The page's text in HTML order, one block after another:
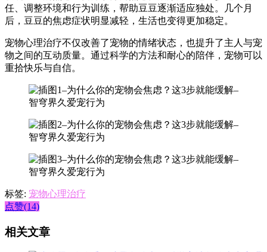
任、调整环境和行为训练，帮助豆豆逐渐适应独处。几个月
后，豆豆的焦虑症状明显减轻，生活也变得更加稳定。
宠物心理治疗不仅改善了宠物的情绪状态，也提升了主人与宠
物之间的互动质量。通过科学的方法和耐心的陪伴，宠物可以
重拾快乐与自信。
标签: 宠物心理治疗
点赞(14)
相关文章